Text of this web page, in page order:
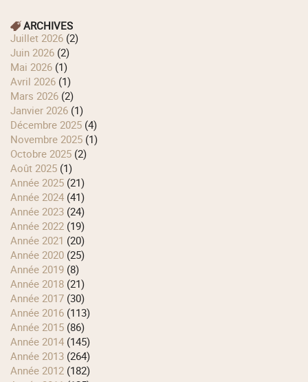
ARCHIVES
juillet 2026 (2)
juin 2026 (2)
mai 2026 (1)
avril 2026 (1)
mars 2026 (2)
janvier 2026 (1)
décembre 2025 (4)
novembre 2025 (1)
octobre 2025 (2)
août 2025 (1)
année 2025 (21)
année 2024 (41)
année 2023 (24)
année 2022 (19)
année 2021 (20)
année 2020 (25)
année 2019 (8)
année 2018 (21)
année 2017 (30)
année 2016 (113)
année 2015 (86)
année 2014 (145)
année 2013 (264)
année 2012 (182)